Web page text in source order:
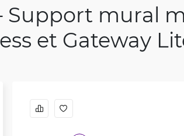
mural
et Gateway